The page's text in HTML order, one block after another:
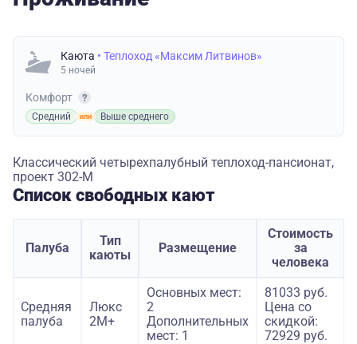
Каюта • Теплоход «Максим Литвинов»
5 ночей
Комфорт
Средний Выше среднего
Классический четырехпалубный теплоход-пансионат,
проект 302-М
Список свободных кают
Палуба
Тип
каюты
Размещение
Стоимость
за
человека
Средняя
палуба
Люкс
2М+
Основных мест:
2
Дополнительных
мест: 1
81033 руб.
Цена со
скидкой:
72929 руб.